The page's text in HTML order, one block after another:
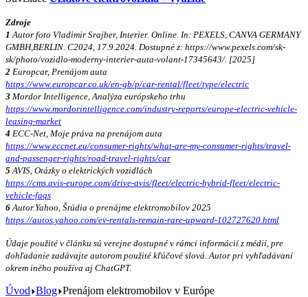
Zdroje
1 Autor foto Vladimir Srajber, Interier. Online. In: PEXELS, CANVA GERMANY
GMBH,BERLIN. C2024, 17.9.2024. Dostupné z: https://www.pexels.com/sk-
sk/photo/vozidlo-moderny-interier-auta-volant-17345643/. [2025]
2 Europcar, Prenájom auta
https://www.europcar.co.uk/en-gb/p/car-rental/fleet/type/electric
3 Mordor Intelligence, Analýza európskeho trhu
https://www.mordorintelligence.com/industry-reports/europe-electric-vehicle-
leasing-market
4 ECC-Net, Moje práva na prenájom auta
https://www.eccnet.eu/consumer-rights/what-are-my-consumer-rights/travel-
and-passenger-rights/road-travel-rights/car
5 AVIS, Otázky o elektrických vozidlách
https://cms.avis-europe.com/drive-avis/fleet/electric-hybrid-fleet/electric-
vehicle-faqs
6 Autor.Yahoo, Štúdia o prenájme elektromobilov 2025
https://autos.yahoo.com/ev-rentals-remain-rare-upward-102727620.html
Údaje použité v článku sú verejne dostupné v rámci informácií z médií, pre
dohľadanie zadávajte autorom použité kľúčové slová. Autor pri vyhľadávaní
okrem iného používa aj ChatGPT.
Úvod Blog Prenájom elektromobilov v Európe